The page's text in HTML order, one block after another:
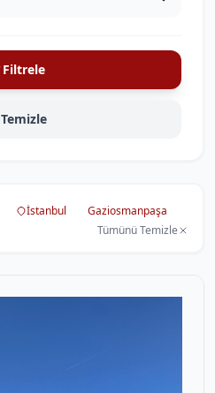
Filtrele
Temizle
İstanbul
Gaziosmanpaşa
Tümünü Temizle